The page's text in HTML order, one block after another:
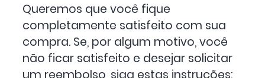
Queremos que você fique
completamente satisfeito com sua
compra. Se, por algum motivo, você
não ficar satisfeito e desejar solicitar
um reembolso, siga estas instruções: